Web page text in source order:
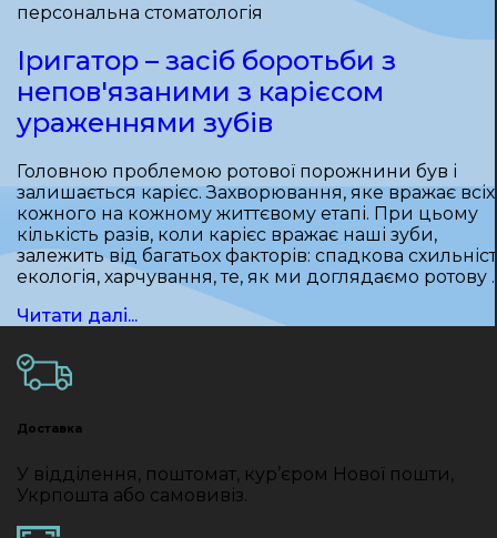
персональна стоматологія
Іригатор – засіб боротьби з
непов'язаними з карієсом
ураженнями зубів
Головною проблемою ротової порожнини був і
залишається карієс. Захворювання, яке вражає всіх
кожного на кожному життєвому етапі. При цьому
кількість разів, коли карієс вражає наші зуби,
залежить від багатьох факторів: спадкова
екологія, харчування, те, як ми доглядаємо ротову
Читати далі...
Доставка
У відділення, поштомат, кур’єром Нової пошти,
Укрпошта або самовивіз.